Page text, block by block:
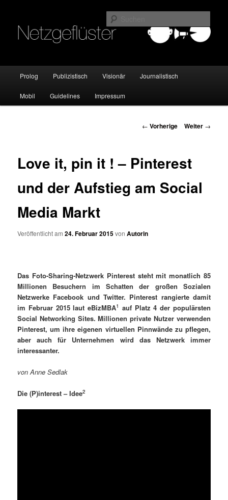
Netzgeflüster
Zum
Inhalt
Prolog Publizistisch Visionär Journalistisch
Mobil Guidelines Impressum
Beitrags-
← Vorherige Weiter →
Love it, pin it ! – Pinterest
und der Aufstieg am Social
Media Markt
Veröffentlicht am24. Februar 2015vonAutorin
Das Foto-Sharing-Netzwerk Pinterest steht mit monatlich 85
Millionen Besuchern im Schatten der großen Sozialen
Netzwerke Facebook und Twitter. Pinterest rangierte damit
im Februar 2015 laut eBizMBA1 auf Platz 4 der populärsten
Social Networking Sites. Millionen private Nutzer verwenden
Pinterest, um ihre eigenen virtuellen Pinnwände zu pflegen,
aber auch für Unternehmen wird das Netzwerk immer
interessanter.
von Anne Sedlak
Die (P)interest – Idee2